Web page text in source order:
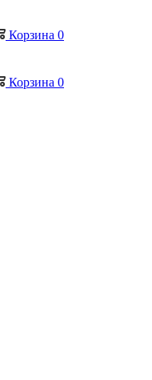
Корзина 0
Корзина 0